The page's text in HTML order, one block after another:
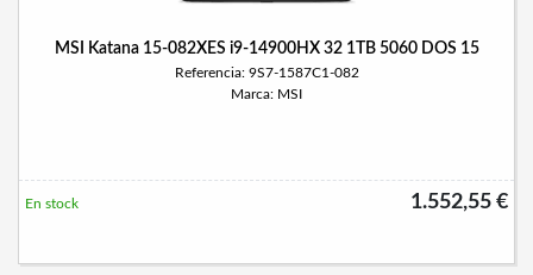
MSI Katana 15-082XES i9-14900HX 32 1TB 5060 DOS 15
Referencia: 9S7-1587C1-082
Marca: MSI
1.552,55 €
En stock